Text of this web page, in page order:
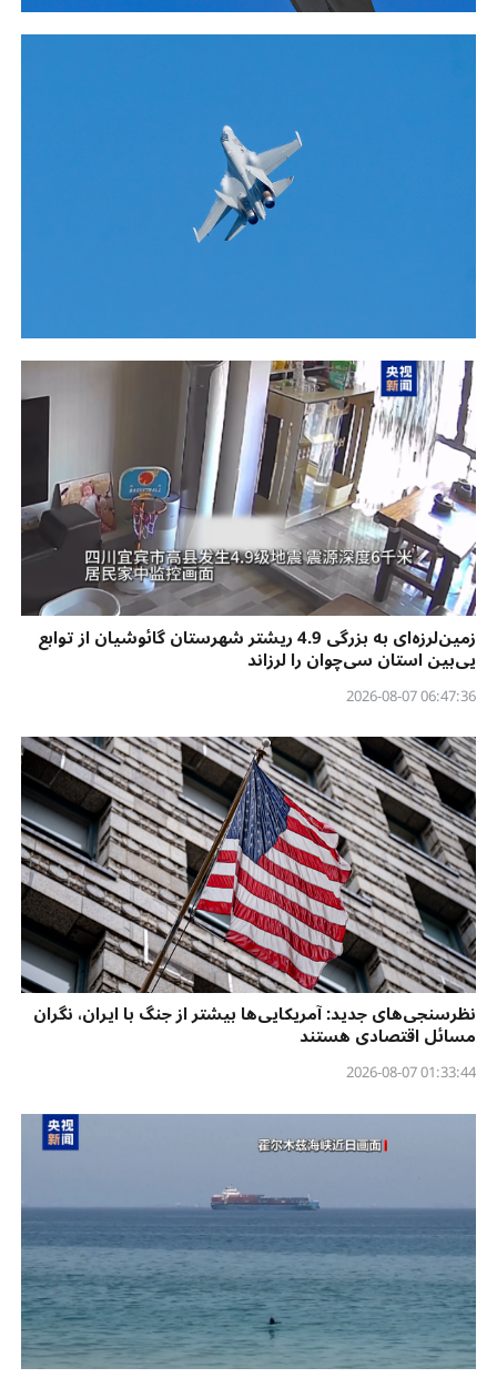
زمین‌لرزه‌ای به بزرگی 4.9 ریشتر شهرستان گائوشیان از توابع
یی‌بین استان سی‌چوان را لرزاند
06:47:36 2026-08-07
نظرسنجی‌‌های جدید: آمریکایی‌ها بیشتر از جنگ با ایران، نگران
مسائل اقتصادی هستند
01:33:44 2026-08-07